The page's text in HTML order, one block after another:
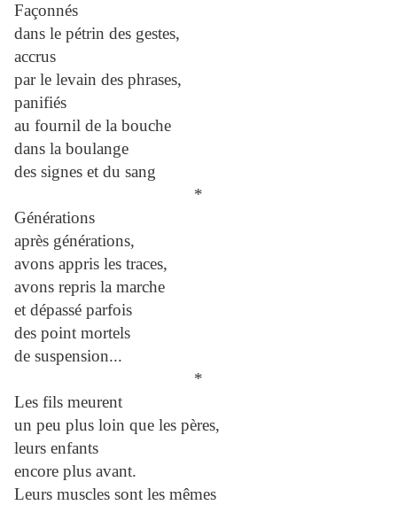
Façonnés
dans le pétrin des gestes,
accrus
par le levain des phrases,
panifiés
au fournil de la bouche
dans la boulange
des signes et du sang
*
Générations
après générations,
avons appris les traces,
avons repris la marche
et dépassé parfois
des point mortels
de suspension...
*
Les fils meurent
un peu plus loin que les pères,
leurs enfants
encore plus avant.
Leurs muscles sont les mêmes